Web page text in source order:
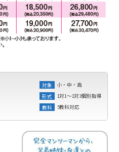
対象
小・中・高
形式
1対1～1対3個別指導
教科
5教科対応